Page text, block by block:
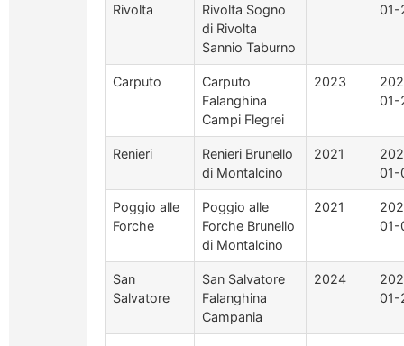
Rivolta
Rivolta Sogno
di Rivolta
Sannio Taburno
01-
Carputo
Carputo
Falanghina
Campi Flegrei
2023
01-
Renieri
Renieri Brunello
di Montalcino
2021
01-
Poggio alle
Forche
Poggio alle
Forche Brunello
di Montalcino
2021
01-
San
Salvatore
San Salvatore
Falanghina
Campania
2024
01-